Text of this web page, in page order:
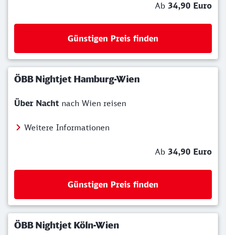
Ab 34,90 Euro
Günstigen Preis finden
ÖBB Nightjet Hamburg-Wien
Über Nacht nach Wien reisen
Weitere Informationen
Ab 34,90 Euro
Günstigen Preis finden
ÖBB Nightjet Köln-Wien